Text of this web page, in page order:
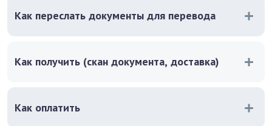
Как переслать документы для перевода
Как получить (скан документа, доставка)
Как оплатить